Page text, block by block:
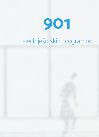
901
srednješolskih programov